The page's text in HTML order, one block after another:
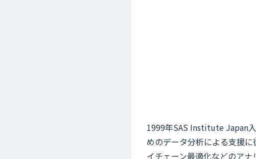
1999年SAS Institute Japan
めのデータ分析による支援
イチェーン最適化などのア